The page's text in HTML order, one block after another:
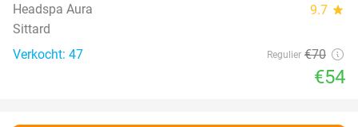
Headspa Aura 9.7 star
Sittard
Verkocht: 47
Regulier €70
€54